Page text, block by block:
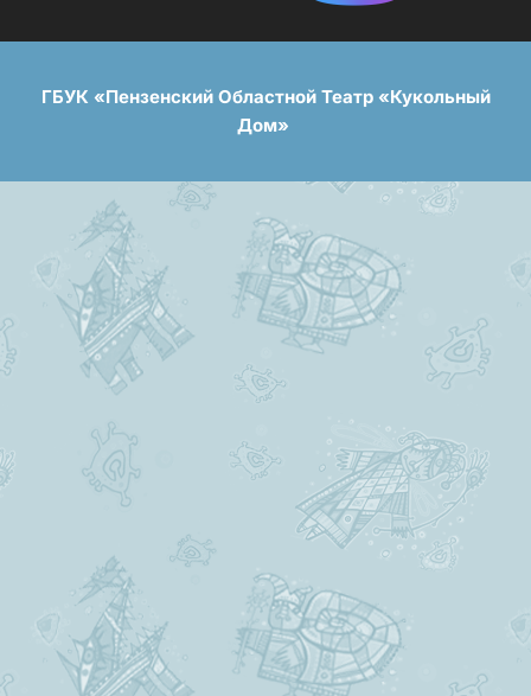
ГБУК «Пензенский Областной Театр «Кукольный
Дом»